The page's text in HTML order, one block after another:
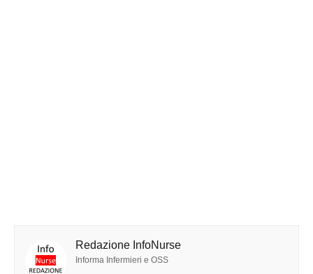
Redazione InfoNurse
Informa Infermieri e OSS